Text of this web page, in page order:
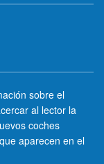
sobre el
al lector la
coches
aparecen en el